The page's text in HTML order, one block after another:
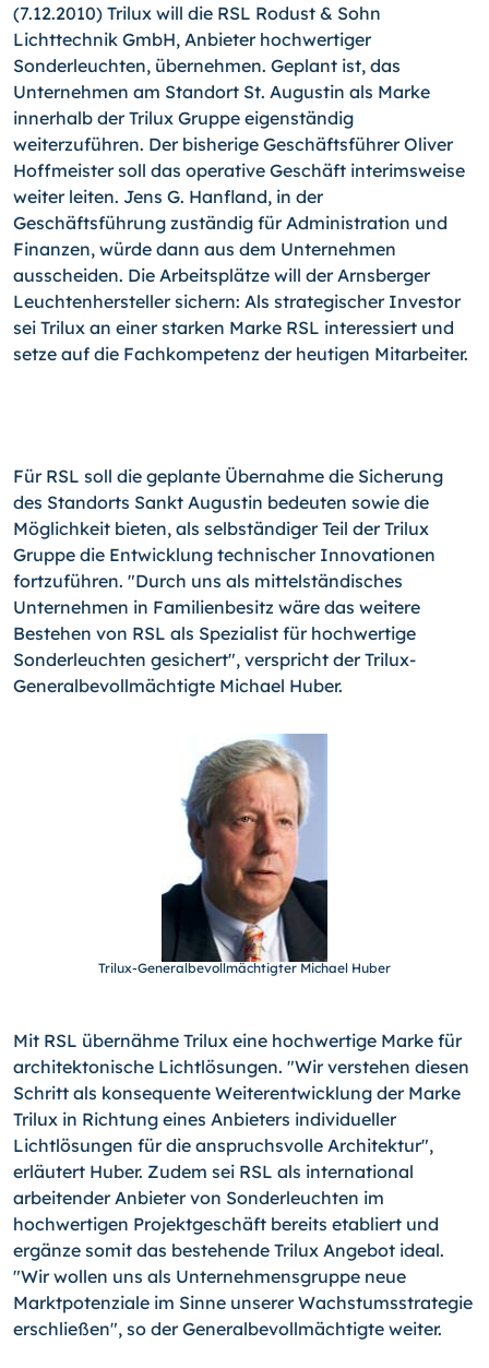
(7.12.2010) Trilux will die RSL Rodust & Sohn
Lichttechnik GmbH, Anbieter hochwertiger
Sonderleuchten, übernehmen. Geplant ist, das
Unternehmen am Standort St. Augustin als Marke
innerhalb der Trilux Gruppe eigenständig
weiterzuführen. Der bisherige Geschäftsführer Oliver
Hoffmeister soll das operative Geschäft interimsweise
weiter leiten. Jens G. Hanfland, in der
Geschäftsführung zuständig für Administration und
Finanzen, würde dann aus dem Unternehmen
ausscheiden. Die Arbeitsplätze will der Arnsberger
Leuchtenhersteller sichern: Als strategischer Investor
sei Trilux an einer starken Marke RSL interessiert und
setze auf die Fachkompetenz der heutigen Mitarbeiter.
Für RSL soll die geplante Übernahme die Sicherung
des Standorts Sankt Augustin bedeuten sowie die
Möglichkeit bieten, als selbständiger Teil der Trilux
Gruppe die Entwicklung technischer Innovationen
fortzuführen. "Durch uns als mittelständisches
Unternehmen in Familienbesitz wäre das weitere
Bestehen von RSL als Spezialist für hochwertige
Sonderleuchten gesichert", verspricht der Trilux-
Generalbevollmächtigte Michael Huber.
Trilux-General­bevoll­mächtigter Michael Huber
Mit RSL übernähme Trilux eine hochwertige Marke für
architektonische Lichtlösungen. "Wir verstehen diesen
Schritt als konsequente Weiterentwicklung der Marke
Trilux in Richtung eines Anbieters individueller
Lichtlösungen für die anspruchsvolle Architektur",
erläutert Huber. Zudem sei RSL als international
arbeitender Anbieter von Sonderleuchten im
hochwertigen Projektgeschäft bereits etabliert und
ergänze somit das bestehende Trilux Angebot ideal.
"Wir wollen uns als Unternehmensgruppe neue
Marktpotenziale im Sinne unserer Wachstumsstrategie
erschließen", so der Generalbevollmächtigte weiter.